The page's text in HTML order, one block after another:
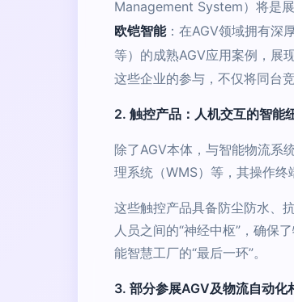
Management System）将是
欧铠智能：在AGV领域拥有深
等）的成熟AGV应用案例，展
这些企业的参与，不仅将同台
2. 触控产品：人机交互的智能
除了AGV本体，与智能物流
理系统（WMS）等，其操作终
这些触控产品具备防尘防水、
人员之间的“神经中枢”，确保
能智慧工厂的“最后一环”。
3. 部分参展AGV及物流自动化